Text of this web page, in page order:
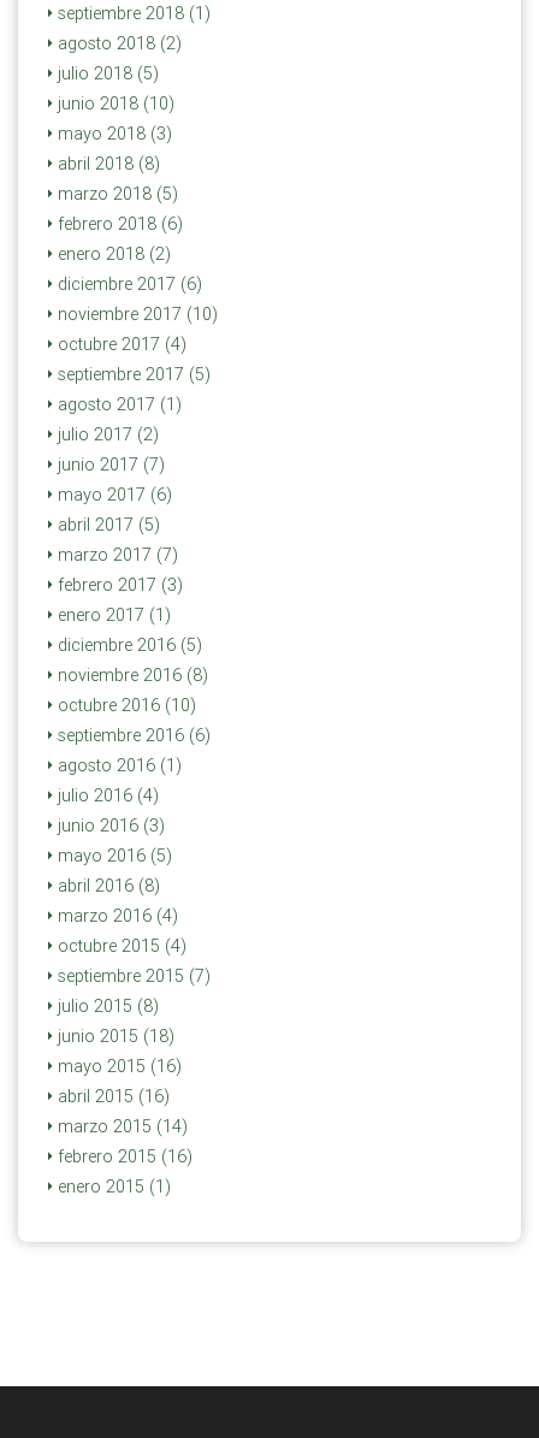
septiembre 2018 (1)
agosto 2018 (2)
julio 2018 (5)
junio 2018 (10)
mayo 2018 (3)
abril 2018 (8)
marzo 2018 (5)
febrero 2018 (6)
enero 2018 (2)
diciembre 2017 (6)
noviembre 2017 (10)
octubre 2017 (4)
septiembre 2017 (5)
agosto 2017 (1)
julio 2017 (2)
junio 2017 (7)
mayo 2017 (6)
abril 2017 (5)
marzo 2017 (7)
febrero 2017 (3)
enero 2017 (1)
diciembre 2016 (5)
noviembre 2016 (8)
octubre 2016 (10)
septiembre 2016 (6)
agosto 2016 (1)
julio 2016 (4)
junio 2016 (3)
mayo 2016 (5)
abril 2016 (8)
marzo 2016 (4)
octubre 2015 (4)
septiembre 2015 (7)
julio 2015 (8)
junio 2015 (18)
mayo 2015 (16)
abril 2015 (16)
marzo 2015 (14)
febrero 2015 (16)
enero 2015 (1)